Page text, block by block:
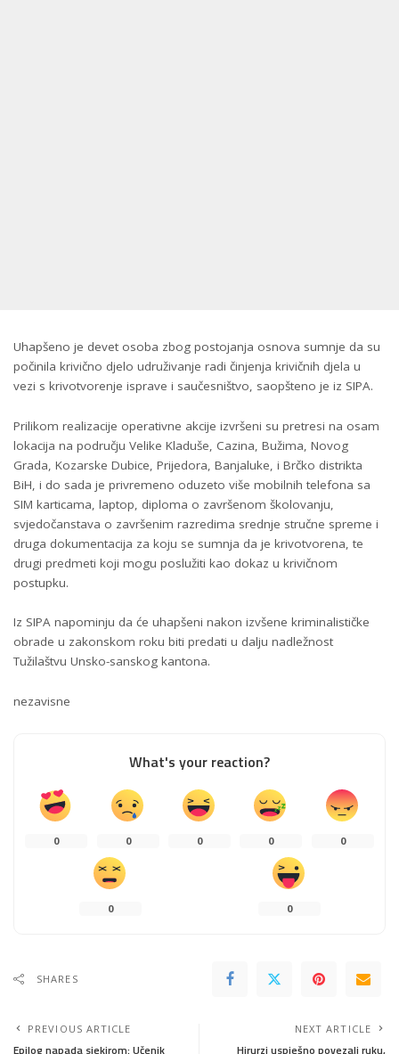
Uhapšeno je devet osoba zbog postojanja osnova sumnje da su
počinila krivično djelo udruživanje radi činjenja krivičnih djela u
vezi s krivotvorenje isprave i saučesništvo, saopšteno je iz SIPA.
Prilikom realizacije operativne akcije izvršeni su pretresi na osam
lokacija na području Velike Kladuše, Cazina, Bužima, Novog
Grada, Kozarske Dubice, Prijedora, Banjaluke, i Brčko distrikta
BiH, i do sada je privremeno oduzeto više mobilnih telefona sa
SIM karticama, laptop, diploma o završenom školovanju,
svjedočanstava o završenim razredima srednje stručne spreme i
druga dokumentacija za koju se sumnja da je krivotvorena, te
drugi predmeti koji mogu poslužiti kao dokaz u krivičnom
postupku.
Iz SIPA napominju da će uhapšeni nakon izvšene kriminalističke
obrade u zakonskom roku biti predati u dalju nadležnost
Tužilaštvu Unsko-sanskog kantona.
nezavisne
What's your reaction?
0 0 0 0 0
0 0
SHARES
PREVIOUS ARTICLE
Epilog napada sjekirom: Učenik
NEXT ARTICLE
Hirurzi uspješno povezali ruku,